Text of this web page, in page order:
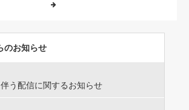
のお知らせ
う配信に関するお知らせ